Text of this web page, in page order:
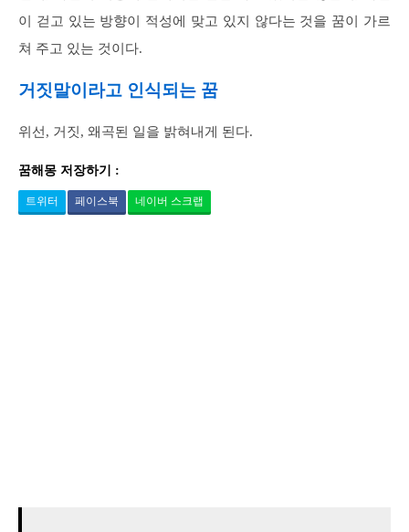
이 걷고 있는 방향이 적성에 맞고 있지 않다는 것을 꿈이 가르
쳐 주고 있는 것이다.
거짓말이라고 인식되는 꿈
위선, 거짓, 왜곡된 일을 밝혀내게 된다.
꿈해몽 저장하기 :
트위터 페이스북 네이버 스크랩